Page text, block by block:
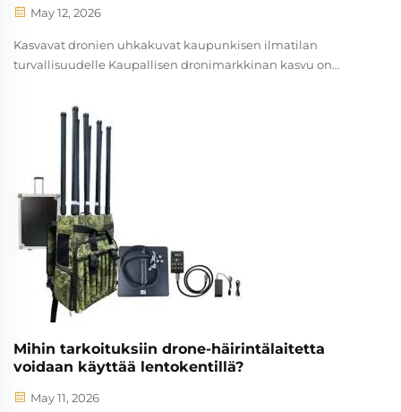
May 12, 2026
Kasvavat dronien uhkakuvat kaupunkisen ilmatilan
turvallisuudelle Kaupallisen dronimarkkinan kasvu on
ylittävät 43 miljardia dollaria vuoteen 2028 mennessä
(Statista, 2024) – mutta myös turvallisuusuhkien määrä on
kasvanut. Lentokoneeton ilma-alusten järjestelmät toimivat
Mihin tarkoituksiin drone-häirintälaitetta
voidaan käyttää lentokentillä?
May 11, 2026